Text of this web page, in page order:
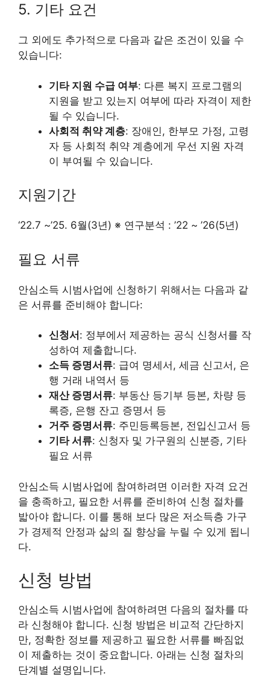
5. 기타 요건
그 외에도 추가적으로 다음과 같은 조건이 있을 수
있습니다:
기타 지원 수급 여부: 다른 복지 프로그램의
지원을 받고 있는지 여부에 따라 자격이 제한
될 수 있습니다.
사회적 취약 계층: 장애인, 한부모 가정, 고령
자 등 사회적 취약 계층에게 우선 지원 자격
이 부여될 수 있습니다.
지원기간
‘22.7 ~’25. 6월(3년) ※ 연구분석 : ’22 ~ ’26(5년)
필요 서류
안심소득 시범사업에 신청하기 위해서는 다음과 같
은 서류를 준비해야 합니다:
신청서 : 정부에서 제공하는 공식 신청서를 작
성하여 제출합니다.
소득 증명서류: 급여 명세서, 세금 신고서, 은
행 거래 내역서 등
재산 증명서류: 부동산 등기부 등본, 차량 등
록증, 은행 잔고 증명서 등
거주 증명서류: 주민등록등본, 전입신고서 등
기타 서류: 신청자 및 가구원의 신분증, 기타
필요 서류
안심소득 시범사업에 참여하려면 이러한 자격 요건
을 충족하고, 필요한 서류를 준비하여 신청 절차를
밟아야 합니다. 이를 통해 보다 많은 저소득층 가구
가 경제적 안정과 삶의 질 향상을 누릴 수 있게 됩니
다.
신청 방법
안심소득 시범사업에 참여하려면 다음의 절차를 따
라 신청해야 합니다. 신청 방법은 비교적 간단하지
만, 정확한 정보를 제공하고 필요한 서류를 빠짐없
이 제출하는 것이 중요합니다. 아래는 신청 절차의
단계별 설명입니다.